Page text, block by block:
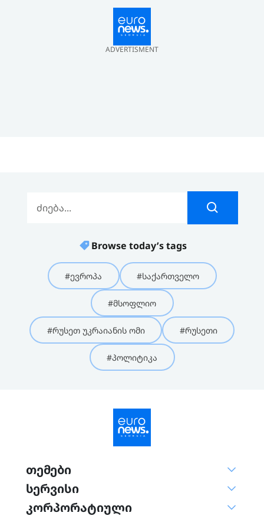
ADVERTISMENT
Browse today’s tags
#ევროპა #საქართველო
#მსოფლიო
#რუსეთ უკრაიანის ომი #რუსეთი
#პოლიტიკა
თემები
სერვისი
კორპორატიული